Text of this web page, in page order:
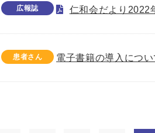
広報誌 仁和会だより2022
患者さん 電子書籍の導入につい